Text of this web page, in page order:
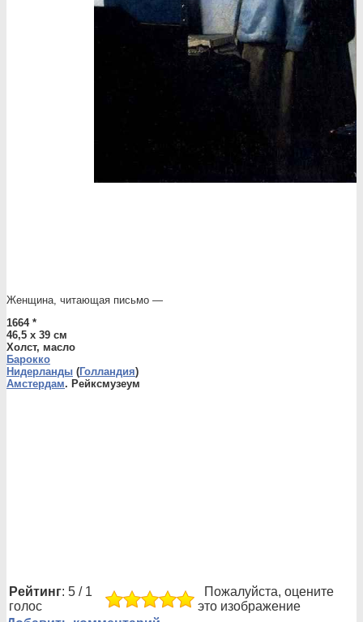
Женщина, читающая письмо —
1664 *
46,5 x 39 см
Холст, масло
Барокко
Нидерланды (Голландия)
Амстердам. Рейксмузеум
Рейтинг: 5 / 1
голос
Пожалуйста, оцените
это изображение